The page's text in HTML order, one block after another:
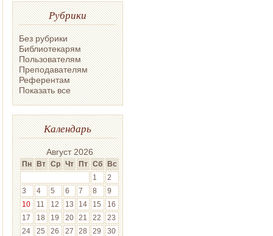
Рубрики
Без рубрики
Библиотекарям
Пользователям
Преподавателям
Референтам
Показать все
Календарь
Август 2026
Пн Вт Ср Чт Пт Сб Вс
1
2
3
4 5 6 7 8
9
10
11 12 13 14 15
16
17
18 19 20 21 22
23
24
25 26 27 28 29
30